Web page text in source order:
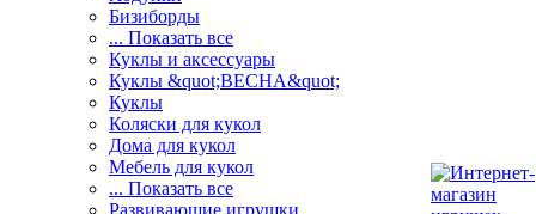
Бизиборды
... Показать все
Куклы и аксессуары
Куклы &quot;ВЕСНА&quot;
Куклы
Коляски для кукол
Дома для кукол
Мебель для кукол
... Показать все
Развивающие игрушки